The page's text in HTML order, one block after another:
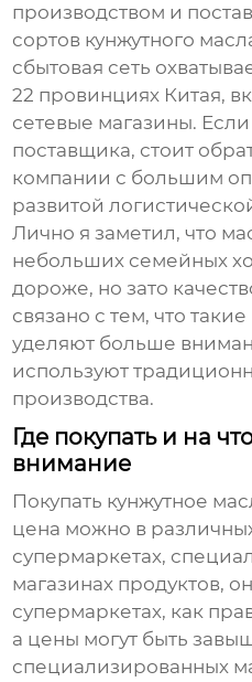
производством и
сортов кунжутного
сбытовая сеть
22 провинциях Китая,
сетевые магазины.
поставщика, стоит
компании с большим
развитой
Лично я заметил, что
небольших семейных
дороже, но зато
связано с тем, что
уделяют больше
используют
производства.
Где покупать и на
внимание
Покупать кунжутное
цена можно в
супермаркетах,
магазинах продуктов,
супермаркетах, как
а цены могут быть
специализированных